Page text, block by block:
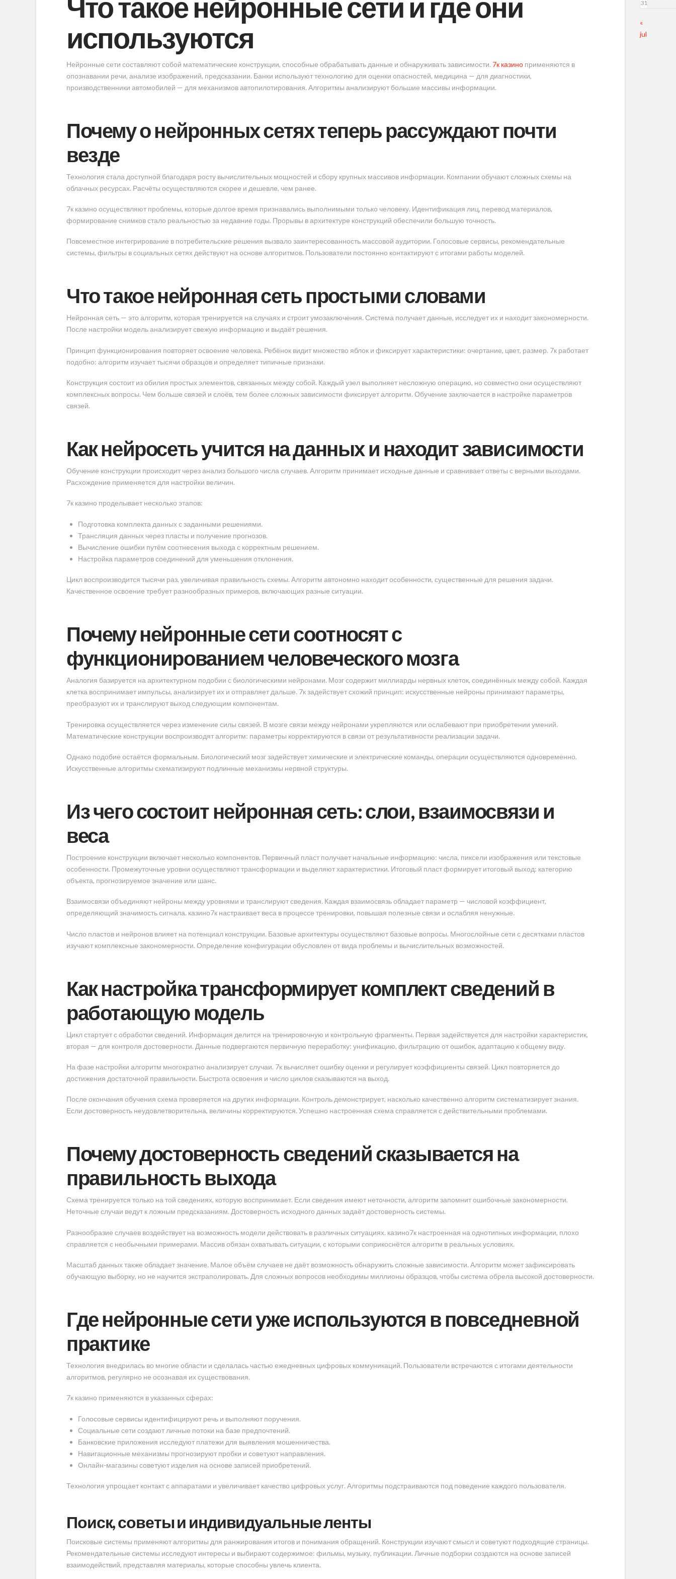
используются
Нейронные сети составляют собой математические конструкции, способные обрабатывать данные и обнаруживать зависимости. 7к казино применяются в
опознавании речи, анализе изображений, предсказании. Банки используют технологию для оценки опасностей, медицина — для диагностики,
производственники автомобилей — для механизмов автопилотирования. Алгоритмы анализируют большие массивы информации.
Почему о нейронных сетях теперь рассуждают почти
везде
Технология стала доступной благодаря росту вычислительных мощностей и сбору крупных массивов информации. Компании обучают сложных схемы на
облачных ресурсах. Расчёты осуществляются скорее и дешевле, чем ранее.
7к казино осуществляют проблемы, которые долгое время признавались выполнимыми только человеку. Идентификация лиц, перевод материалов,
формирование снимков стало реальностью за недавние годы. Прорывы в архитектуре конструкций обеспечили большую точность.
Повсеместное интегрирование в потребительские решения вызвало заинтересованность массовой аудитории. Голосовые сервисы, рекомендательные
системы, фильтры в социальных сетях действуют на основе алгоритмов. Пользователи постоянно контактируют с итогами работы моделей.
Что такое нейронная сеть простыми словами
Нейронная сеть — это алгоритм, которая тренируется на случаях и строит умозаключения. Система получает данные, исследует их и находит закономерности.
После настройки модель анализирует свежую информацию и выдаёт решения.
Принцип функционирования повторяет освоение человека. Ребёнок видит множество яблок и фиксирует характеристики: очертание, цвет, размер. 7к работает
подобно: алгоритм изучает тысячи образцов и определяет типичные признаки.
Конструкция состоит из обилия простых элементов, связанных между собой. Каждый узел выполняет несложную операцию, но совместно они осуществляют
комплексных вопросы. Чем больше связей и слоёв, тем более сложных зависимости фиксирует алгоритм. Обучение заключается в настройке параметров
связей.
Как нейросеть учится на данных и находит зависимости
Обучение конструкции происходит через анализ большого числа случаев. Алгоритм принимает исходные данные и сравнивает ответы с верными выходами.
Расхождение применяется для настройки величин.
7к казино проделывает несколько этапов:
Подготовка комплекта данных с заданными решениями.
Трансляция данных через пласты и получение прогнозов.
Вычисление ошибки путём соотнесения выхода с корректным решением.
Настройка параметров соединений для уменьшения отклонения.
Цикл воспроизводится тысячи раз, увеличивая правильность схемы. Алгоритм автономно находит особенности, существенные для решения задачи.
Качественное освоение требует разнообразных примеров, включающих разные ситуации.
Почему нейронные сети соотносят с
функционированием человеческого мозга
Аналогия базируется на архитектурном подобии с биологическими нейронами. Мозг содержит миллиарды нервных клеток, соединённых между собой. Каждая
клетка воспринимает импульсы, анализирует их и отправляет дальше. 7к задействует схожий принцип: искусственные нейроны принимают параметры,
преобразуют их и транслируют выход следующим компонентам.
Тренировка осуществляется через изменение силы связей. В мозге связи между нейронами укрепляются или ослабевают при приобретении умений.
Математические конструкции воспроизводят алгоритм: параметры корректируются в связи от результативности реализации задачи.
Однако подобие остаётся формальным. Биологический мозг задействует химические и электрические команды, операции осуществляются одновременно.
Искусственные алгоритмы схематизируют подлинные механизмы нервной структуры.
Из чего состоит нейронная сеть: слои, взаимосвязи и
веса
Построение конструкции включает несколько компонентов. Первичный пласт получает начальные информацию: числа, пиксели изображения или текстовые
особенности. Промежуточные уровни осуществляют трансформации и выделяют характеристики. Итоговый пласт формирует итоговый выход: категорию
объекта, прогнозируемое значение или шанс.
Взаимосвязи объединяют нейроны между уровнями и транслируют сведения. Каждая взаимосвязь обладает параметр — числовой коэффициент,
определяющий значимость сигнала. казино7к настраивает веса в процессе тренировки, повышая полезные связи и ослабляя ненужные.
Число пластов и нейронов влияет на потенциал конструкции. Базовые архитектуры осуществляют базовые вопросы. Многослойные сети с десятками пластов
изучают комплексные закономерности. Определение конфигурации обусловлен от вида проблемы и вычислительных возможностей.
Как настройка трансформирует комплект сведений в
работающую модель
Цикл стартует с обработки сведений. Информация делится на тренировочную и контрольную фрагменты. Первая задействуется для настройки характеристик,
вторая — для контроля достоверности. Данные подвергаются первичную переработку: унификацию, фильтрацию от ошибок, адаптацию к общему виду.
На фазе настройки алгоритм многократно анализирует случаи. 7к вычисляет ошибку оценки и регулирует коэффициенты связей. Цикл повторяется до
достижения достаточной правильности. Быстрота освоения и число циклов сказываются на выход.
После окончания обучения схема проверяется на других информации. Контроль демонстрирует, насколько качественно алгоритм систематизирует знания.
Если достоверность неудовлетворительна, величины корректируются. Успешно настроенная схема справляется с действительными проблемами.
Почему достоверность сведений сказывается на
правильность выхода
Схема тренируется только на той сведениях, которую воспринимает. Если сведения имеют неточности, алгоритм запомнит ошибочные закономерности.
Неточные случаи ведут к ложным предсказаниям. Достоверность исходного данных задаёт достоверность системы.
Разнообразие случаев воздействует на возможность модели действовать в различных ситуациях. казино7к настроенная на однотипных информации, плохо
справляется с необычными примерами. Массив обязан охватывать ситуации, с которыми соприкоснётся алгоритм в реальных условиях.
Масштаб данных также обладает значение. Малое объём случаев не даёт возможность обнаружить сложные зависимости. Алгоритм может зафиксировать
обучающую выборку, но не научится экстраполировать. Для сложных вопросов необходимы миллионы образцов, чтобы система обрела высокой достоверности.
Где нейронные сети уже используются в повседневной
практике
Технология внедрилась во многие области и сделалась частью ежедневных цифровых коммуникаций. Пользователи встречаются с итогами деятельности
алгоритмов, регулярно не осознавая их существования.
7к казино применяются в указанных сферах:
Голосовые сервисы идентифицируют речь и выполняют поручения.
Социальные сети создают личные потоки на базе предпочтений.
Банковские приложения исследуют платежи для выявления мошенничества.
Навигационные механизмы прогнозируют пробки и советуют направления.
Онлайн-магазины советуют изделия на основе записей приобретений.
Технология упрощает контакт с аппаратами и увеличивает качество цифровых услуг. Алгоритмы подстраиваются под поведение каждого пользователя.
Поиск, советы и индивидуальные ленты
Поисковые системы применяют алгоритмы для ранжирования итогов и понимания обращений. Конструкции изучают смысл и советуют подходящие страницы.
Рекомендательные системы исследуют интересы и выбирают содержимое: фильмы, музыку, публикации. Личные подборки создаются на основе записей
взаимодействий, представляя материалы, которые способны увлечь клиента.
31
«
jul